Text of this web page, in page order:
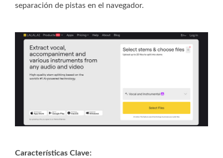
separación de pistas en el navegador.
Características Clave: